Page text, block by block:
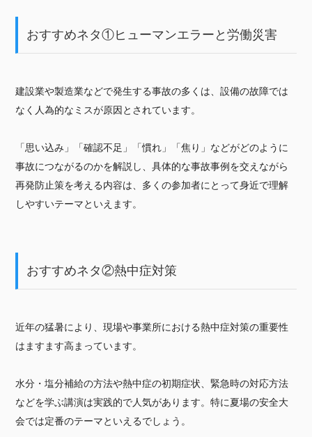
おすすめネタ①ヒューマンエラーと労働災害
建設業や製造業などで発生する事故の多くは、設備の故障では
なく人為的なミスが原因とされています。
「思い込み」「確認不足」「慣れ」「焦り」などがどのように
事故につながるのかを解説し、具体的な事故事例を交えながら
再発防止策を考える内容は、多くの参加者にとって身近で理解
しやすいテーマといえます。
おすすめネタ②熱中症対策
近年の猛暑により、現場や事業所における熱中症対策の重要性
はますます高まっています。
水分・塩分補給の方法や熱中症の初期症状、緊急時の対応方法
などを学ぶ講演は実践的で人気があります。特に夏場の安全大
会では定番のテーマといえるでしょう。